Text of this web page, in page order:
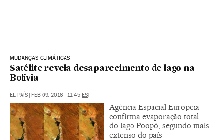
MUDANÇAS CLIMÁTICAS
Satélite revela desaparecimento de lago na
Bolívia
EL PAÍS | FEB 09, 2016 - 11:45 EST
Agência Espacial Europeia
confirma evaporação total
do lago Poopó, segundo mais
extenso do país